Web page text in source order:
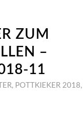
ZUM
–
11
, POTTKIEKER 2018,